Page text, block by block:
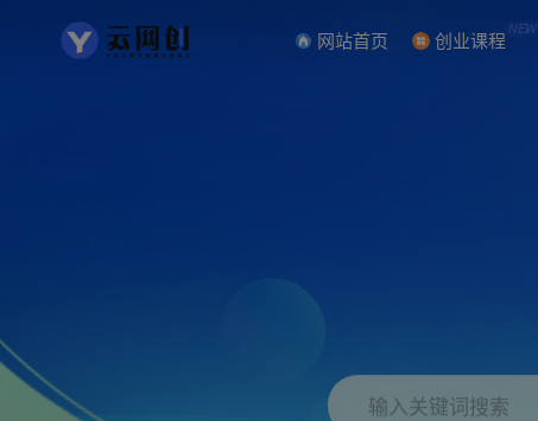
网站首页 创业课程 NEW
输入关键词搜索